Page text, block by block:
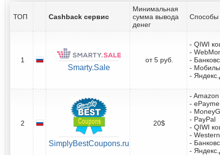
ТОП Cashback сервис
Минимальная
сумма вывода
денег
Способы
1
Smarty.Sale
от 5 руб.
- QIWI
-
-
-
-
2
SimplyBestCoupons.ru
20$
-
-
-
- PayPal
- QIWI
-
-
-